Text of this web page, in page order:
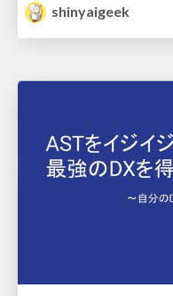
shinyaigeek